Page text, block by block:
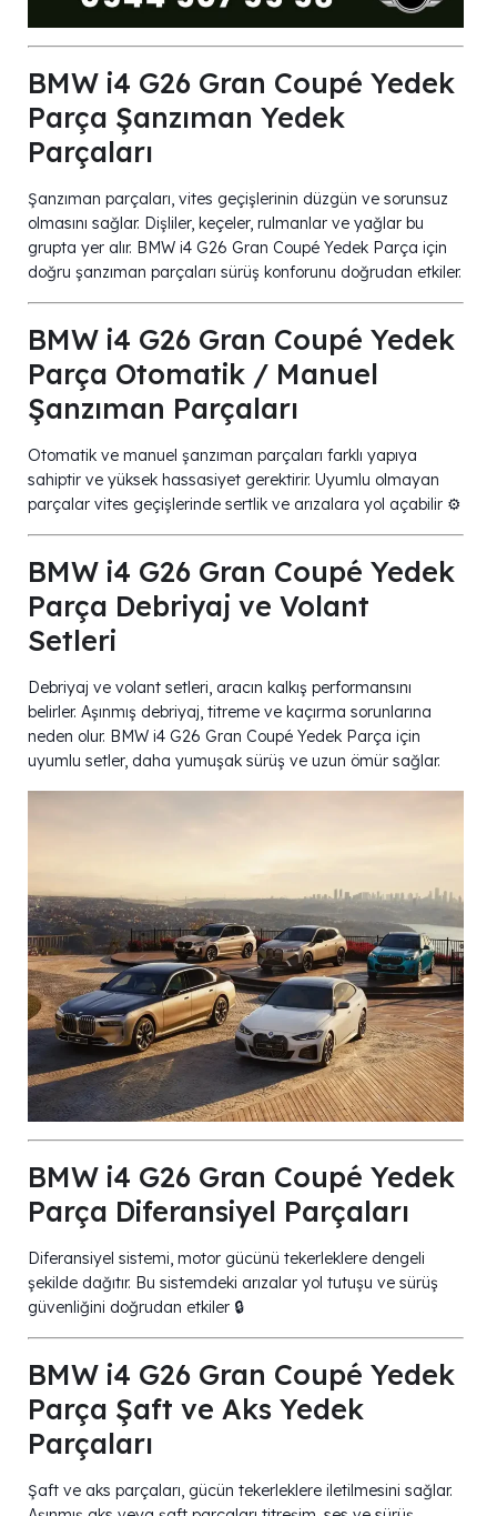
BMW i4 G26 Gran Coupé Yedek
Parça Şanzıman Yedek
Parçaları
Şanzıman parçaları, vites geçişlerinin düzgün ve sorunsuz
olmasını sağlar. Dişliler, keçeler, rulmanlar ve yağlar bu
grupta yer alır. BMW i4 G26 Gran Coupé Yedek Parça için
doğru şanzıman parçaları sürüş konforunu doğrudan etkiler.
BMW i4 G26 Gran Coupé Yedek
Parça Otomatik / Manuel
Şanzıman Parçaları
Otomatik ve manuel şanzıman parçaları farklı yapıya
sahiptir ve yüksek hassasiyet gerektirir. Uyumlu olmayan
parçalar vites geçişlerinde sertlik ve arızalara yol açabilir ⚙️
BMW i4 G26 Gran Coupé Yedek
Parça Debriyaj ve Volant
Setleri
Debriyaj ve volant setleri, aracın kalkış performansını
belirler. Aşınmış debriyaj, titreme ve kaçırma sorunlarına
neden olur. BMW i4 G26 Gran Coupé Yedek Parça için
uyumlu setler, daha yumuşak sürüş ve uzun ömür sağlar.
BMW i4 G26 Gran Coupé Yedek
Parça Diferansiyel Parçaları
Diferansiyel sistemi, motor gücünü tekerleklere dengeli
şekilde dağıtır. Bu sistemdeki arızalar yol tutuşu ve sürüş
güvenliğini doğrudan etkiler 🔒
BMW i4 G26 Gran Coupé Yedek
Parça Şaft ve Aks Yedek
Parçaları
Şaft ve aks parçaları, gücün tekerleklere iletilmesini sağlar.